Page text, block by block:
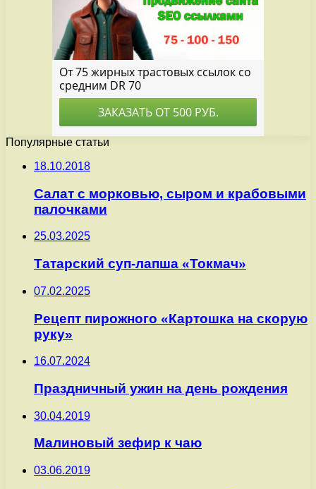
Популярные статьи
18.10.2018
Салат с морковью, сыром и крабовыми
палочками
25.03.2025
Татарский суп-лапша «Токмач»
07.02.2025
Рецепт пирожного «Картошка на скорую
руку»
16.07.2024
Праздничный ужин на день рождения
30.04.2019
Малиновый зефир к чаю
03.06.2019